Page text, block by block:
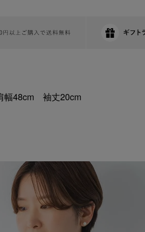
48cm 袖丈20cm